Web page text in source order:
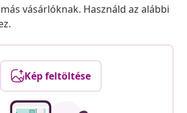
vásárlóknak. Használd az alábbi
Kép feltöltése